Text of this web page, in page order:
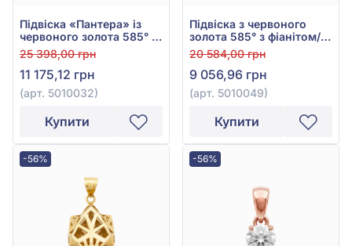
Підвіска «Пантера» із
червоного золота 585° з
червоним фіанітом/
куб.цирконієм, арт.
5010032
25 398,00 грн
11 175,12 грн
(арт. 5010032)
Купити
Підвіска з червоного
золота 585° з фіанітом/
куб.цирконієм, арт.
5010049
20 584,00 грн
9 056,96 грн
(арт. 5010049)
Купити
-56% -56%